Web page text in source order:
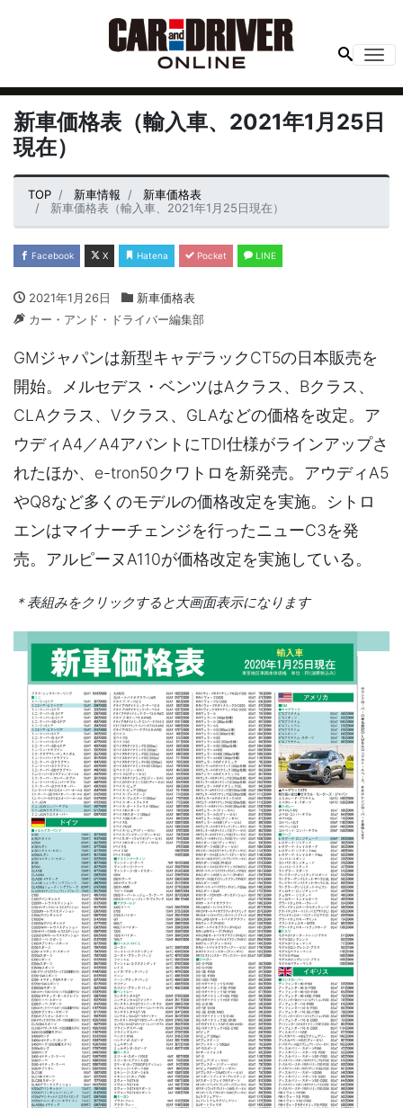
新車価格表（輸入車、2021年1月25日
現在）
TOP 新車情報
新車価格表
新車価格表（輸入車、2021年1月25日現在）
Facebook X Hatena Pocket LINE
2021年1月26日
新車価格表
カー・アンド・ドライバー編集部
GMジャパンは新型キャデラックCT5の日本販売を
開始。メルセデス・ベンツはAクラス、Bクラス、
CLAクラス、Vクラス、GLAなどの価格を改定。ア
ウディA4／A4アバントにTDI仕様がラインアップさ
れたほか、e-tron50クワトロを新発売。アウディA5
やQ8など多くのモデルの価格改定を実施。シトロ
エンはマイナーチェンジを行ったニューC3を発
売。アルピーヌA110が価格改定を実施している。
＊表組みをクリックすると大画面表示になります